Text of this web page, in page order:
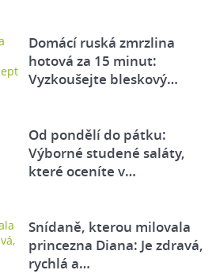
Domácí ruská zmrzlina
hotová za 15 minut:
Vyzkoušejte bleskový…
Od pondělí do pátku:
Výborné studené saláty,
které oceníte v…
Snídaně, kterou milovala
princezna Diana: Je zdravá,
rychlá a…